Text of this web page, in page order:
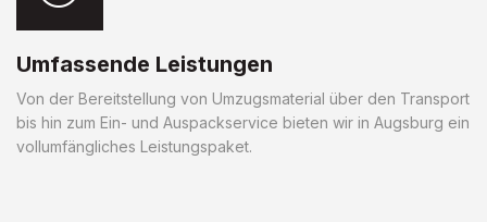
Umfassende Leistungen
Von der Bereitstellung von Umzugsmaterial über den Transport
bis hin zum Ein- und Auspackservice bieten wir in Augsburg ein
vollumfängliches Leistungspaket.